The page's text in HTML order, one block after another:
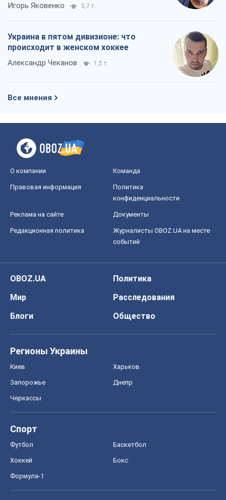
Игорь Яковенко 5,7 т.
Украина в пятом дивизионе: что
происходит в женском хоккее
Александр Чеканов 1,5 т.
Все мнения
О компании Команда
Правовая информация
Политика
конфиденциальности
Реклама на сайте Документы
Редакционная политика
Журналисты OBOZ.UA на месте
событий
OBOZ.UA
Политика
Мир
Расследования
Блоги
Общество
Регионы Украины
Киев Харьков
Запорожье Днепр
Черкассы
Спорт
Футбол Баскетбол
Хоккей Бокс
Формула-1